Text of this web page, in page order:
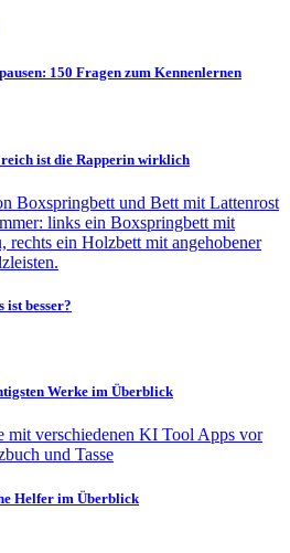
150 Fragen zum Kennenlernen
ist die Rapperin wirklich
besser?
Werke im Überblick
Helfer im Überblick